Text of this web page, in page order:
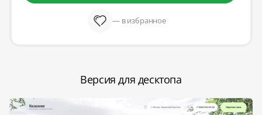
— в избранное
Версия для десктопа